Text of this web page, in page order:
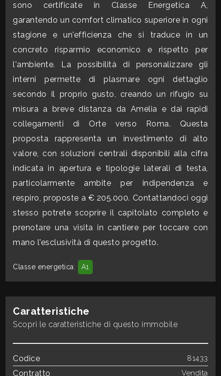
sono certificate in Classe Energetica A,
garantendo un comfort climatico superiore in ogni
stagione e un'efficienza che si traduce in un
concreto risparmio economico e rispetto per
l'ambiente. La possibilità di personalizzare gli
interni permette di plasmare ogni dettaglio
secondo il proprio gusto, creando un rifugio su
misura a breve distanza da Amelia e dai rapidi
collegamenti di Orte verso Roma. Questa
proposta rappresenta un investimento di alto
valore, con soluzioni centrali disponibili alla cifra
indicata in apertura e tipologie laterali di testa,
particolarmente ambite per indipendenza e
respiro, proposte a € 205.000. Contattandoci oggi
stesso potrete scoprire il capitolato completo e
prenotare una visita in cantiere per toccare con
mano l'esclusività di questo progetto.
Classe energetica: A1
Caratteristiche
Scopri le caratteristiche di questo immobile
Codice 81433
Contratto Vendita
Locali
1
2
3
4
5
5+
1